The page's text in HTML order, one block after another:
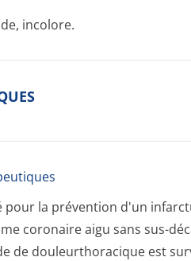
incolore.
pour la prévention d'un
coronaire aigu sans sus-
de douleurthoracique est